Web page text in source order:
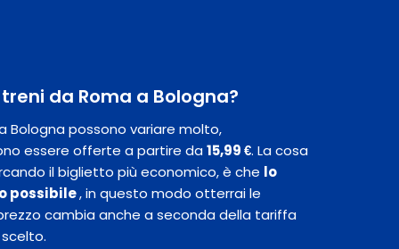
da Roma a Bologna?
Bologna possono variare molto,
essere offerte a partire da15,99 €. La cosa
il biglietto più economico, è che lo
possibile, in questo modo otterrai le
cambia anche a seconda della tariffa